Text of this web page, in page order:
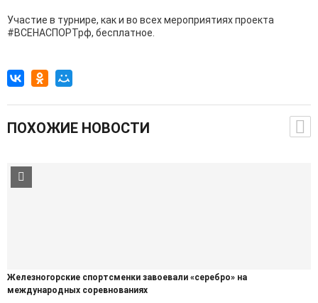
Участие в турнире, как и во всех мероприятиях проекта
#ВСЕНАСПОРТрф, бесплатное.
ПОХОЖИЕ НОВОСТИ
Железногорские спортсменки завоевали «серебро» на
международных соревнованиях